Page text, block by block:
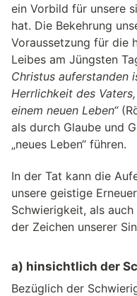
ein Vorbild für unsere
hat. Die Bekehrung
Voraussetzung für die
Leibes am Jüngsten
Christus auferstanden
Herrlichkeit des
einem neuen Leben“
als durch Glaube und
„neues Leben“ führen.
In der Tat kann die
unsere geistige
Schwierigkeit, als
der Zeichen unserer
a) hinsichtlich der
Bezüglich der